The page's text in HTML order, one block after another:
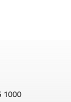
1000